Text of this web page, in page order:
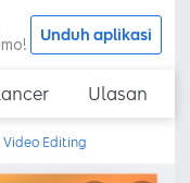
Unduh aplikasi
Ulasan
Video Editing